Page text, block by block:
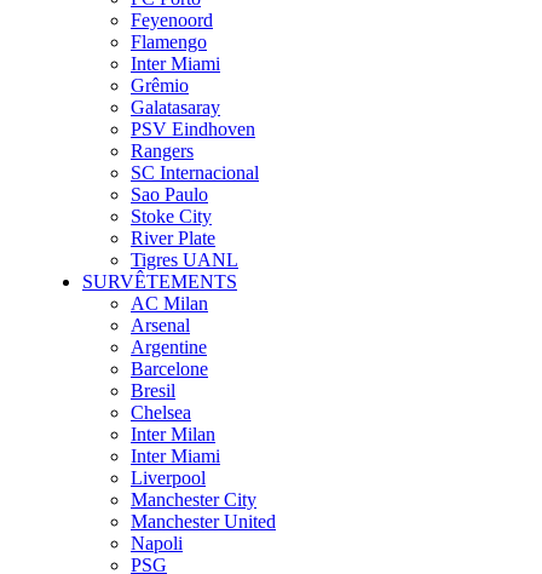
Feyenoord
Flamengo
Inter Miami
Grêmio
Galatasaray
PSV Eindhoven
Rangers
SC Internacional
Sao Paulo
Stoke City
River Plate
Tigres UANL
SURVÊTEMENTS
AC Milan
Arsenal
Argentine
Barcelone
Bresil
Chelsea
Inter Milan
Inter Miami
Liverpool
Manchester City
Manchester United
Napoli
PSG